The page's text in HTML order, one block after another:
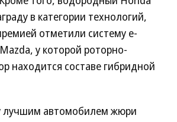
в категории технологий,
отметили систему e-
у которой роторно-
находится составе гибридной
лучшим автомобилем жюри